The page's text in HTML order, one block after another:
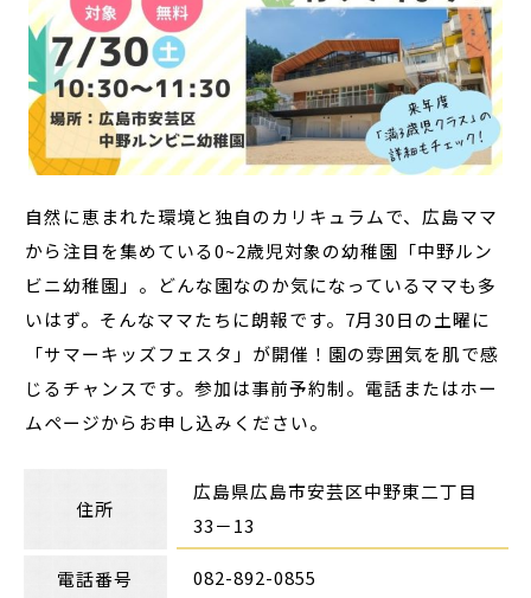
自然に恵まれた環境と独自のカリキュラムで、広島ママ
から注目を集めている0~2歳児対象の幼稚園「中野ルン
ビニ幼稚園」。どんな園なのか気になっているママも多
いはず。そんなママたちに朗報です。7月30日の土曜に
「サマーキッズフェスタ」が開催！園の雰囲気を肌で感
じるチャンスです。参加は事前予約制。電話またはホー
ムページからお申し込みください。
住所
広島県広島市安芸区中野東二丁目
33－13
電話番号 082-892-0855